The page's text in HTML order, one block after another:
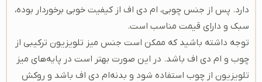
دارد. پس از جنس چوبی، ‌ام دی اف از کیفیت خوبی برخوردار بوده،
سبک و دارای قیمت مناسب است.
توجه داشته باشید که ممکن است جنس میز تلویزیون ترکیبی از
چوب و‌ ام دی اف باشد. در این صورت بهتر است در پایه‌های میز
تلویزیون از چوب استفاده شود و بدنه‌ام دی اف باشد و روکش